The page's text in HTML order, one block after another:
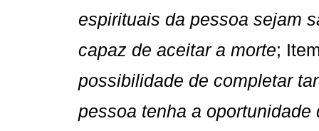
espirituais da pessoa sejam
capaz de aceitar a morte;
possibilidade de completar
pessoa tenha a oportunidade